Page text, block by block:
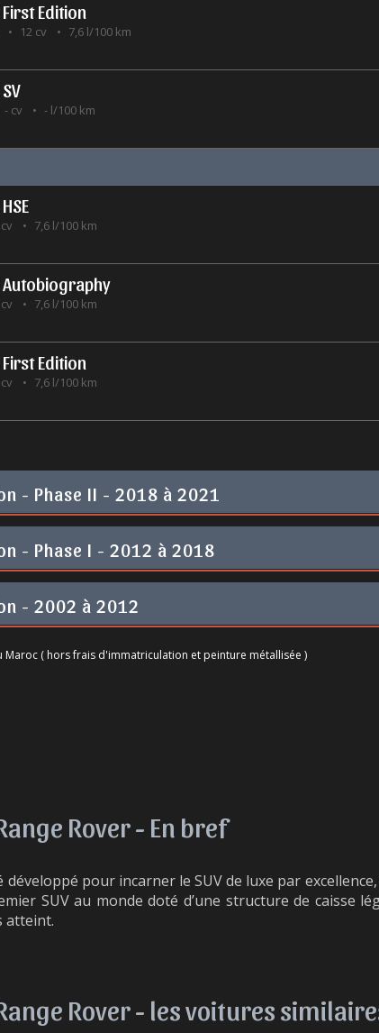
Edition
12 cv 7,6 l/100 km
- cv - l/100 km
7,6 l/100 km
Autobiography
7,6 l/100 km
Edition
7,6 l/100 km
- Phase II - 2018 à 2021
- Phase I - 2012 à 2018
- 2002 à 2012
Maroc ( hors frais d'immatriculation et peinture métallisée )
Rover - En bref
développé pour incarner le SUV de luxe par
SUV au monde doté d’une structure de
atteint.
Rover - les voitures